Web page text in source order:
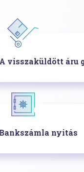
A visszaküldött áru
Bankszámla nyitás